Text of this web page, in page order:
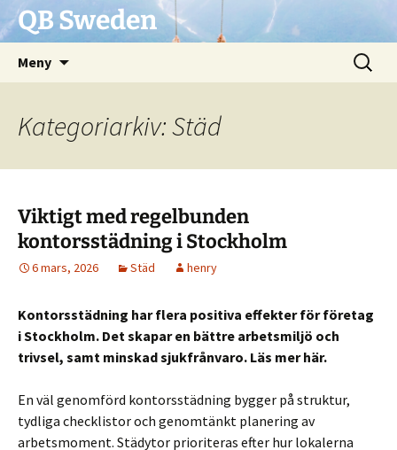
QB Sweden
Meny
Sök
efter:
Kategoriarkiv: Städ
Viktigt med regelbunden
kontorsstädning i Stockholm
6 mars, 2026 Städ henry
Kontorsstädning har flera positiva effekter för företag
i Stockholm. Det skapar en bättre arbetsmiljö och
trivsel, samt minskad sjukfrånvaro. Läs mer här.
En väl genomförd kontorsstädning bygger på struktur,
tydliga checklistor och genomtänkt planering av
arbetsmoment. Städytor prioriteras efter hur lokalerna